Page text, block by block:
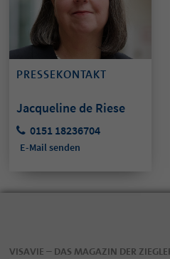
PRESSEKONTAKT
Jacqueline de Riese
0151 18236704
E-Mail senden
VISAVIE – DAS MAGAZIN DER